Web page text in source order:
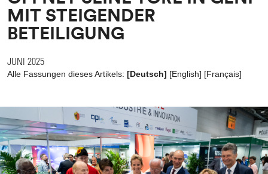
MIT STEIGENDER
BETEILIGUNG
JUNI 2025
Alle Fassungen dieses Artikels: [Deutsch] [English] [Français]